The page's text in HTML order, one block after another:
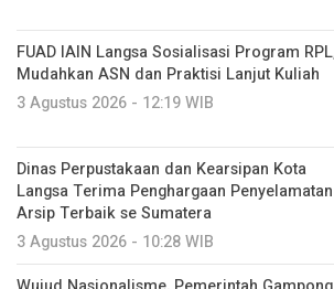
FUAD IAIN Langsa Sosialisasi Program
Mudahkan ASN dan Praktisi Lanjut Kuliah
3 Agustus 2026 - 12:19 WIB
Dinas Perpustakaan dan Kearsipan Kota
Langsa Terima Penghargaan Penyelamatan
Arsip Terbaik se Sumatera
3 Agustus 2026 - 10:28 WIB